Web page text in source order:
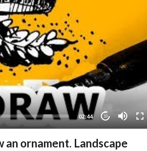
02:44 10
ornament. Landscape